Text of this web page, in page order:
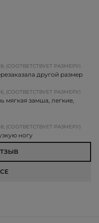
(СООТВЕТСТВУЕТ РАЗМЕРУ)
другой размер
(СООТВЕТСТВУЕТ РАЗМЕРУ)
мягкая замша, легкие,
(СООТВЕТСТВУЕТ РАЗМЕРУ)
ногу